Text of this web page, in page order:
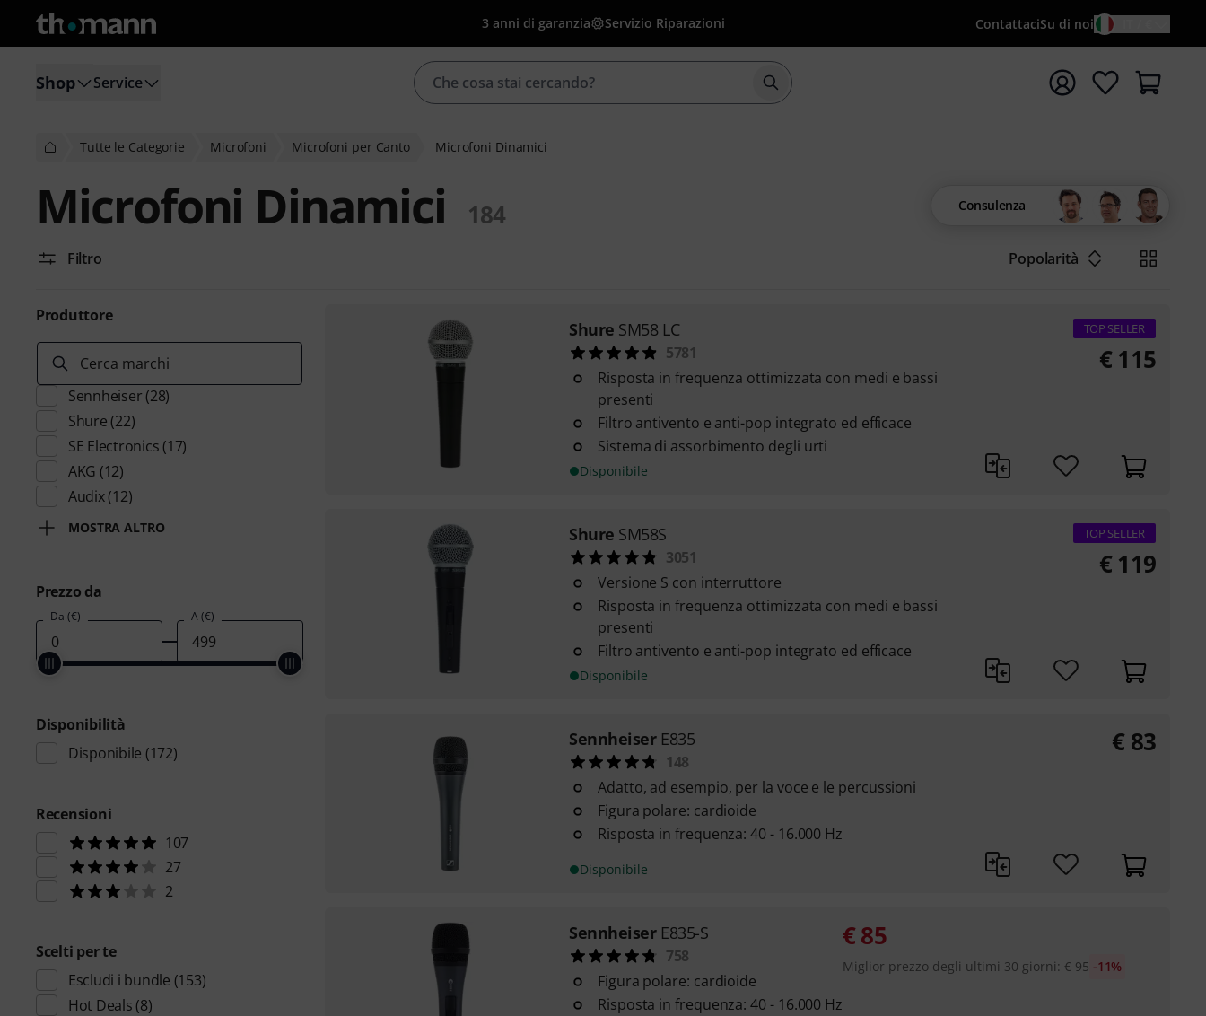
3 anni di garanzia Servizio Riparazioni ContattaciSu di noi
Shop Service Avviare la ricerca con il termine di ricerca {searchTerm}
Tutte le Categorie Microfoni Microfoni per Canto Microfoni Dinamici
Microfoni Dinamici 184 Consulenza
Filtro Popolarità
Produttore
Cerca marchi
Sennheiser (28)
Shure (22)
SE Electronics (17)
AKG (12)
Audix(12)
MOSTRA ALTRO
Prezzo da
Da (€) A (€)
Disponibilità
Disponibile (172)
Recensioni
107
27
2
Scelti per te
Escludi i bundle (153)
Hot Deals (8)
Shure SM58 LC
5781
Risposta in frequenza ottimizzata con medi e bassi
presenti
Filtro antivento e anti-pop integrato ed efficace
Sistema di assorbimento degli urti
Disponibile
TOP SELLER
€ 115
Shure SM58S
3051
Versione S con interruttore
Risposta in frequenza ottimizzata con medi e bassi
presenti
Filtro antivento e anti-pop integrato ed efficace
Disponibile
TOP SELLER
€ 119
Sennheiser E835
148
Adatto, ad esempio, per la voce e le percussioni
Figura polare: cardioide
Risposta in frequenza: 40 - 16.000 Hz
Disponibile
€ 83
Sennheiser E835-S
758
Figura polare: cardioide
Risposta in frequenza: 40 - 16.000 Hz
€85
Miglior prezzo degli ultimi 30 giorni: € 95 -11%